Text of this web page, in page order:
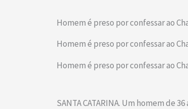
Homem é preso por confessar ao
Homem é preso por confessar ao
Homem é preso por confessar ao
SANTA CATARINA. Um homem de